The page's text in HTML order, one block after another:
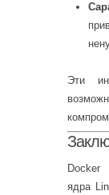
Эти
Docker
ядра